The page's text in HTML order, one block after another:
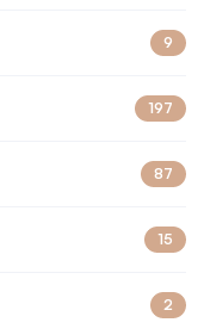
9
197
87
15
2